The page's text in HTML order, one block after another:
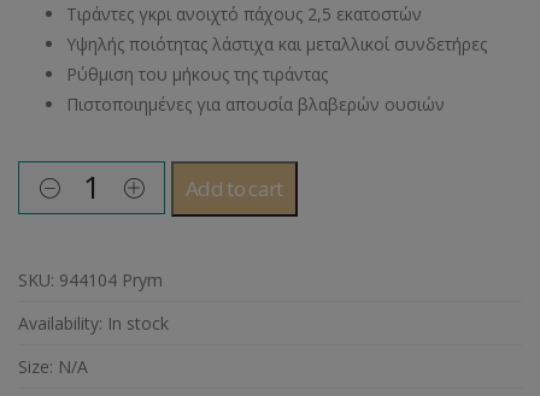
Τιράντες γκρι ανοιχτό πάχους 2,5 εκατοστών
Υψηλής ποιότητας λάστιχα και μεταλλικοί συνδετήρες
Ρύθμιση του μήκους της τιράντας
Πιστοποιημένες για απουσία βλαβερών ουσιών
Add to cart
SKU: 944104 Prym
Availability: In stock
Size: N/A